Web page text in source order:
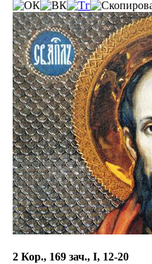
2 Кор., 169 зач., I, 12-20